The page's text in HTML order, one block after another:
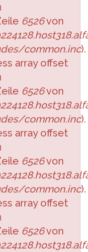
6526von
common.inc).
array offset
6526von
common.inc).
array offset
6526von
common.inc).
array offset
6526von